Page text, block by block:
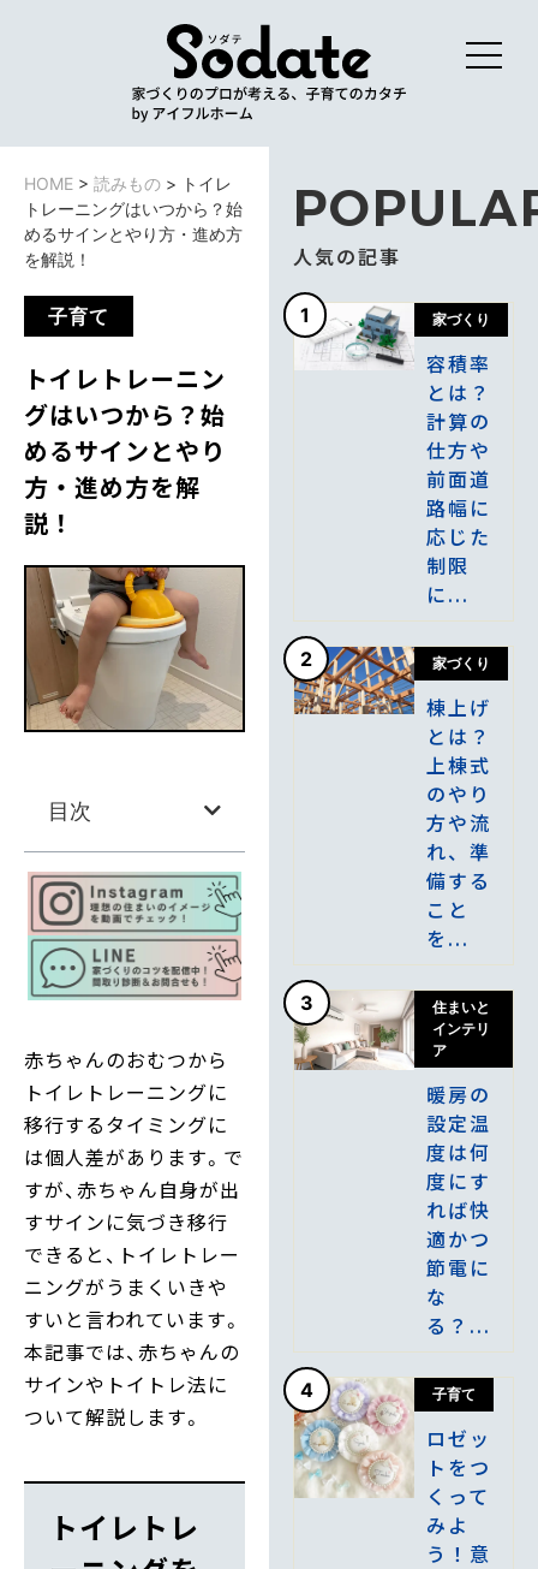
HOME > 読みもの > トイレ
トレーニングはいつから？始
めるサインとやり方・進め方
を解説！
子育て
トイレトレーニン
グはいつから？始
めるサインとやり
方・進め方を解
説！
目次
赤ちゃんのおむつから
トイレトレーニングに
移行するタイミングに
は個人差があります。で
すが、赤ちゃん自身が出
すサインに気づき移行
できると、トイレトレー
ニングがうまくいきや
すいと言われています。
本記事では、赤ちゃんの
サインやトイトレ法に
ついて解説します。
トイレトレ
人気の記事
1 家づくり
容積率
とは？
計算の
仕方や
前面道
路幅に
応じた
制限
に...
2 家づくり
棟上げ
とは？
上棟式
のやり
方や流
れ、準
備する
こと
を...
3
住まいと
インテリ
ア
暖房の
設定温
度は何
度にす
れば快
適かつ
節電に
な
る？...
4 子育て
ロゼッ
トをつ
くって
みよ
う！意